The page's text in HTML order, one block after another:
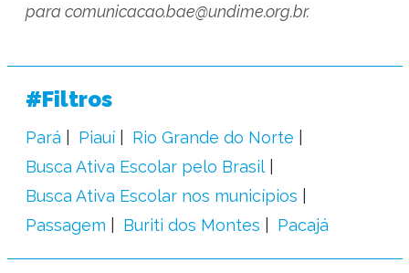
para comunicacao.bae@undime.org.br.
#Filtros
Pará Piauí
Rio Grande do Norte
Busca Ativa Escolar pelo Brasil
Busca Ativa Escolar nos municípios
Passagem
Buriti dos Montes Pacajá